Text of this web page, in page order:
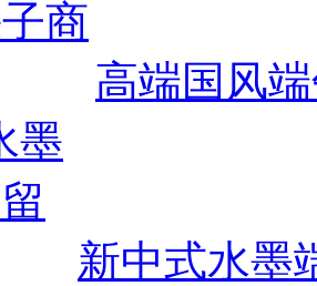
高端国风
新中式水墨